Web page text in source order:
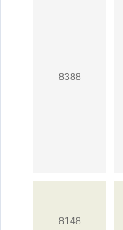
8388
8148